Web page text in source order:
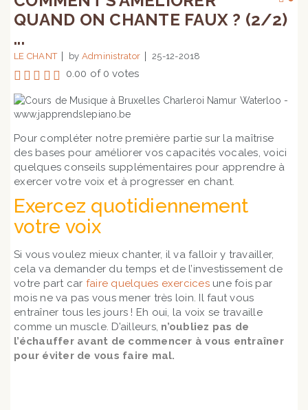
QUAND ON CHANTE FAUX ? (2/2)
...
LE CHANT by Administrator 25-12-2018
0.00 of 0 votes
Pour compléter notre première partie sur la maîtrise
des bases pour améliorer vos capacités vocales, voici
quelques conseils supplémentaires pour apprendre à
exercer votre voix et à progresser en chant.
Exercez quotidiennement
votre voix
Si vous voulez mieux chanter, il va falloir y travailler,
cela va demander du temps et de l’investissement de
votre part car faire quelques exercices une fois par
mois ne va pas vous mener très loin. Il faut vous
entraîner tous les jours ! Eh oui, la voix se travaille
comme un muscle. D’ailleurs, n’oubliez pas de
l’échauffer avant de commencer à vous entraîner
pour éviter de vous faire mal.